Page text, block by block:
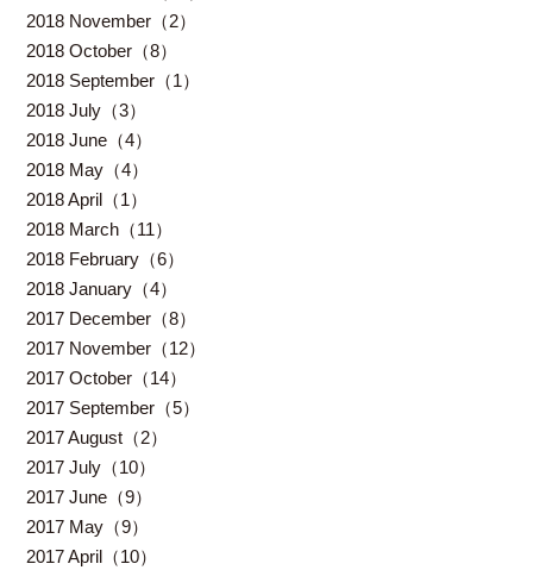
2018 November（2）
2018 October（8）
2018 September（1）
2018 July（3）
2018 June（4）
2018 May（4）
2018 April（1）
2018 March（11）
2018 February（6）
2018 January（4）
2017 December（8）
2017 November（12）
2017 October（14）
2017 September（5）
2017 August（2）
2017 July（10）
2017 June（9）
2017 May（9）
2017 April（10）